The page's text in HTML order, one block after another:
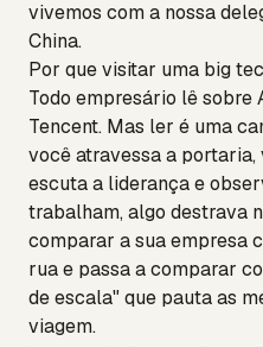
vivemos com a nossa
China.
Por que visitar uma big
Todo empresário lê sobre
Tencent. Mas ler é uma
você atravessa a portaria,
escuta a liderança e
trabalham, algo destrava
comparar a sua empresa
rua e passa a comparar
de escala" que pauta as
viagem.